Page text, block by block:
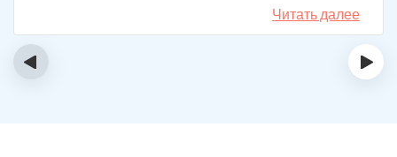
курс и уже год не принимаю алкоголь вообще никакой.
Читать далее
‹ ›